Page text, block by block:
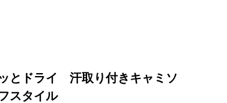
ドライ 汗取り付きキャミソ
スタイル